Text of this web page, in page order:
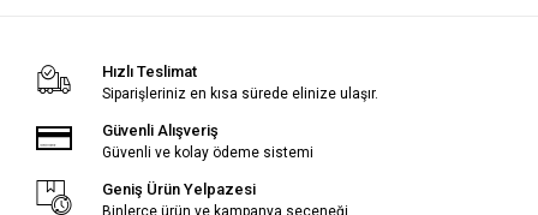
Hızlı Teslimat
Siparişleriniz en kısa sürede elinize ulaşır.
Güvenli Alışveriş
Güvenli ve kolay ödeme sistemi
Geniş Ürün Yelpazesi
Binlerce ürün ve kampanya seçeneği